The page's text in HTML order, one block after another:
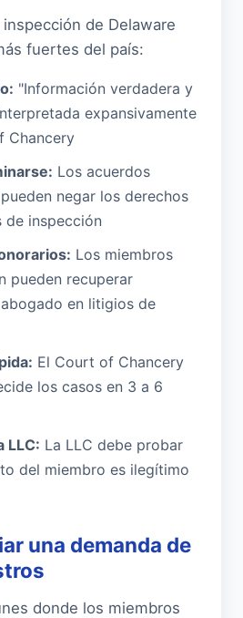
de Delaware
fuertes del país:
"Información verdadera y
expansivamente
Chancery
Los acuerdos
negar los derechos
de inspección
Los miembros
pueden recuperar
en litigios de
El Court of Chancery
los casos en 3 a 6
LLC: La LLC debe probar
del miembro es ilegítimo
una demanda de
donde los miembros